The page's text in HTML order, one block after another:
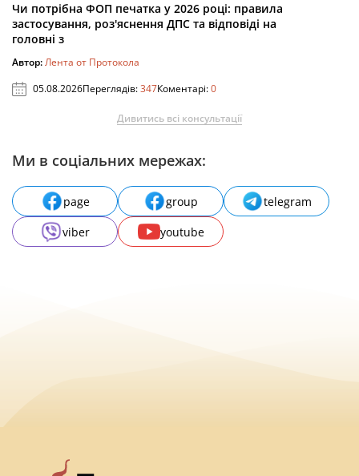
Чи потрібна ФОП печатка у 2026 році: правила
застосування, роз'яснення ДПС та відповіді на
головні з
Автор:Лента от Протокола
05.08.2026Переглядів:347Коментарі:0
Дивитись всі консультації
Ми в соціальних мережах:
page group
telegram
viber
youtube